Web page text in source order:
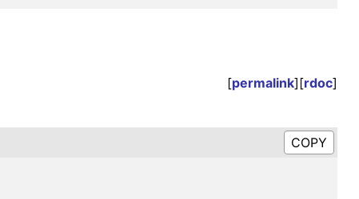
[permalink][rdoc]